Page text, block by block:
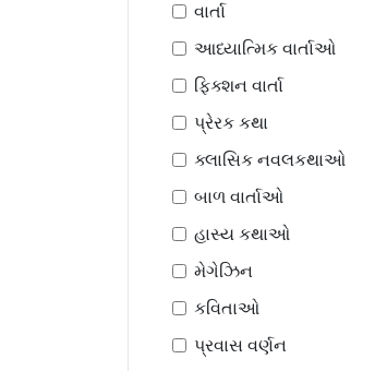
વાર્તા
આધ્યાત્મિક વાર્તાઓ
ફિક્શન વાર્તા
પ્રેરક કથા
ક્લાસિક નવલકથાઓ
બાળ વાર્તાઓ
હાસ્ય કથાઓ
મેગેઝિન
કવિતાઓ
પ્રવાસ વર્ણન